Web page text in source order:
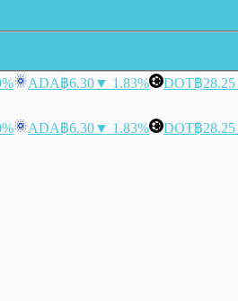
ADA฿6.30▼ 1.83% DOT฿28.25
ADA฿6.30▼ 1.83% DOT฿28.25